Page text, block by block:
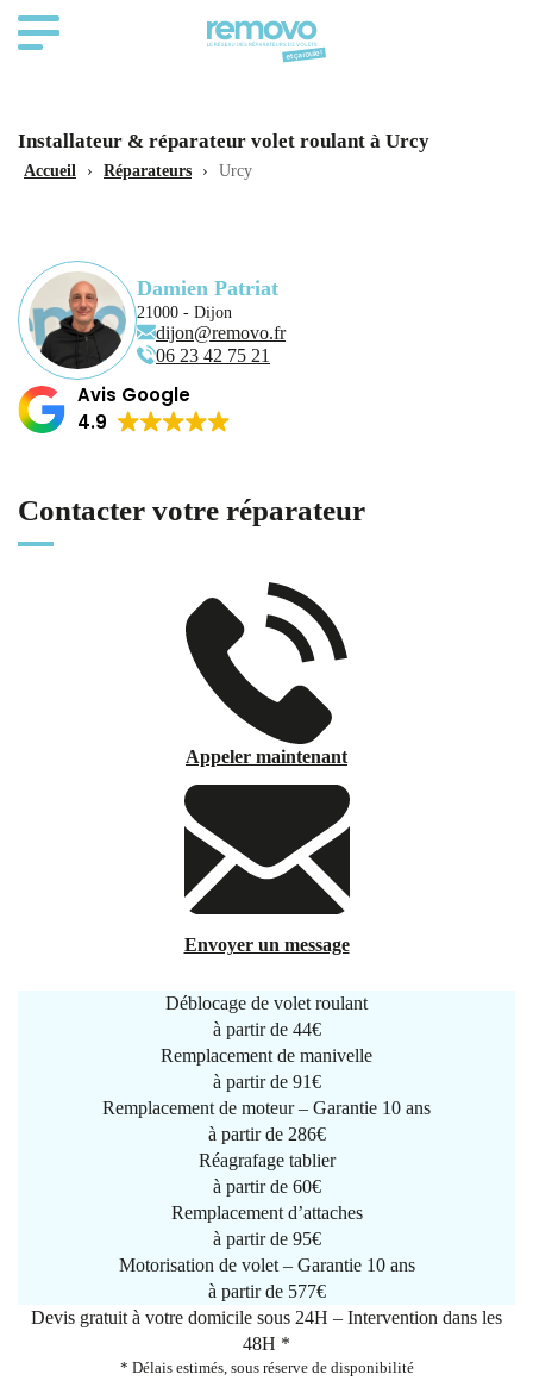
Installateur & réparateur volet roulant à Urcy
Accueil › Réparateurs › Urcy
Damien Patriat
21000 - Dijon
dijon@removo.fr
06 23 42 75 21
Avis Google
4.9
Contacter votre réparateur
Appeler maintenant
Envoyer un message
Déblocage de volet roulant
à partir de 44€
Remplacement de manivelle
à partir de 91€
Remplacement de moteur – Garantie 10 ans
à partir de 286€
Réagrafage tablier
à partir de 60€
Remplacement d’attaches
à partir de 95€
Motorisation de volet – Garantie 10 ans
à partir de 577€
Devis gratuit à votre domicile sous 24H – Intervention dans les
48H *
* Délais estimés, sous réserve de disponibilité